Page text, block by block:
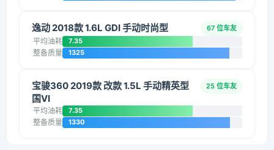
逸动 2018款 1.6L GDI 手动时尚型 67 位车友
平均油耗 7.35
整备质量 1325
宝骏360 2019款 改款 1.5L 手动精英型
国VI
25 位车友
平均油耗 7.35
整备质量 1330